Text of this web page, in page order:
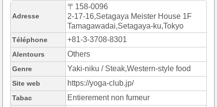
Adresse
〒158-0096
2-17-16,Setagaya Meister House 1F
Tamagawadai,Setagaya-ku,Tokyo
Téléphone +81-3-3708-8301
Alentours Others
Genre Yaki-niku / Steak,Western-style food
Site web https://yoga-club.jp/
Tabac Entierement non fumeur